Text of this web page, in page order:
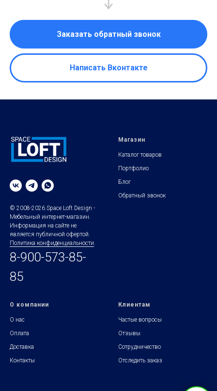
Заказать обратный звонок
Написать Вконтакте
© 2008-2026 Space Loft Design -
Мебельный интернет-магазин.
Информация на сайте не
является публичной офертой.
Политика конфиденциальности
8-900-573-85-
85
Магазин
Каталог товаров
Портфолио
Блог
Обратный звонок
О компании
О нас
Оплата
Доставка
Контакты
Клиентам
Частые вопросы
Отзывы
Сотрудничество
Отследить заказ